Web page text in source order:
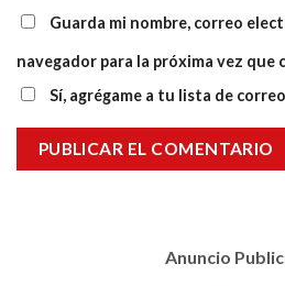
Guarda mi nombre, correo
navegador para la próxima vez que
Sí, agrégame a tu lista de
Anuncio